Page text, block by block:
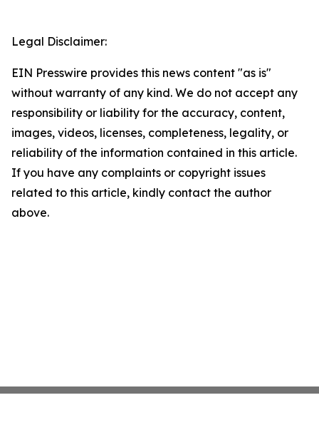
Legal Disclaimer:
EIN Presswire provides this news content "as is"
without warranty of any kind. We do not accept any
responsibility or liability for the accuracy, content,
images, videos, licenses, completeness, legality, or
reliability of the information contained in this article.
If you have any complaints or copyright issues
related to this article, kindly contact the author
above.